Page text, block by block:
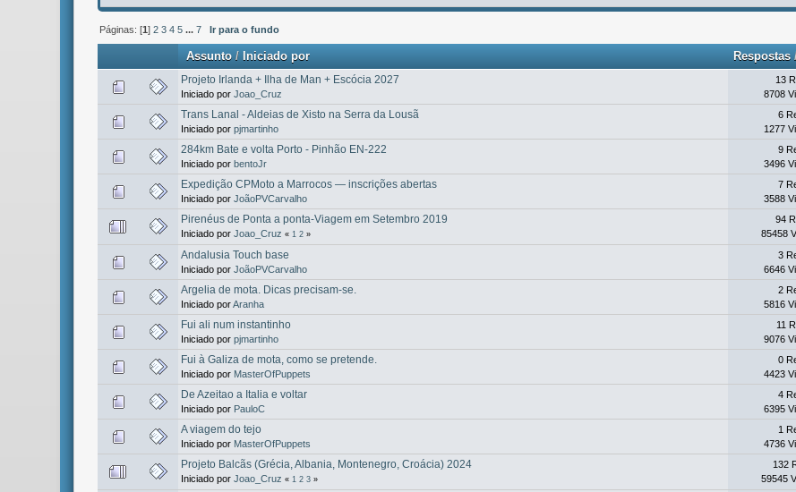
Páginas: [1]2 3 4 5 ...7 Ir para o fundo
Assunto /Iniciado por Respostas
Projeto Irlanda + Ilha de Man + Escócia 2027
Iniciado porJoao_Cruz
13
8708
Trans Lanal - Aldeias de Xisto na Serra da Lousã
Iniciado porpjmartinho
6
1277
284km Bate e volta Porto - Pinhão EN-222
Iniciado porbentoJr
9
3496
Expedição CPMoto a Marrocos — inscrições abertas
Iniciado porJoãoPVCarvalho
7
3588
Pirenéus de Ponta a ponta-Viagem em Setembro 2019
Iniciado porJoao_Cruz « 1 2 »
94
85458
Andalusia Touch base
Iniciado porJoãoPVCarvalho
3
6646
Argelia de mota. Dicas precisam-se.
Iniciado porAranha
2
5816
Fui ali num instantinho
Iniciado porpjmartinho
11
9076
Fui à Galiza de mota, como se pretende.
Iniciado por MasterOfPuppets
0
4423
De Azeitao a Italia e voltar
Iniciado por PauloC
4
6395
A viagem do tejo
Iniciado por MasterOfPuppets
1
4736
Projeto Balcãs (Grécia, Albania, Montenegro, Croácia) 2024
Iniciado porJoao_Cruz « 1 2 3 »
132
59545